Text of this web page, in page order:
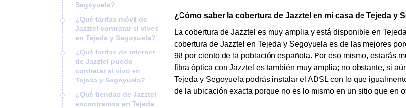
Segoyuela?
¿Qué tarifas móvil de
Jazztel contratar si vives
en Tejeda y Segoyuela?
¿Qué tarifas de internet
de Jazztel puedo
contratar si vivo en
Tejeda y Segoyuela?
¿Qué tiendas de Jazztel
encontramos en Tejeda
¿Cómo saber la cobertura de Jazztel en mi casa de Tejeda y
La cobertura de Jazztel es muy amplia y está disponible en
cobertura de Jazztel en Tejeda y Segoyuela es de las mejores
98 por ciento de la población española. Por eso mismo, estarás
fibra óptica con Jazztel es también muy amplia; no obstante, si
Tejeda y Segoyuela podrás instalar el ADSL con lo que
de la ubicación exacta porque no es lo mismo en un sitio que en